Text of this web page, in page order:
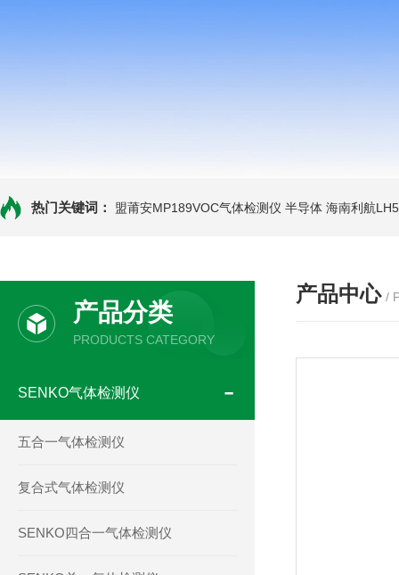
热门关键词： 盟莆安MP189VOC气体检测仪 半导体 海南利航
产品分类
PRODUCTS CATEGORY
SENKO气体检测仪
五合一气体检测仪
复合式气体检测仪
SENKO四合一气体检测仪
产品中心 /